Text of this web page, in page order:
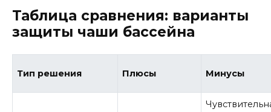
Таблица сравнения: варианты
защиты чаши бассейна
Тип решения Плюсы Минусы